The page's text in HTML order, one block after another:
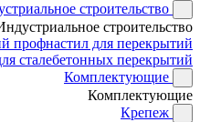
строительство
строительство
профнастил для перекрытий
сталебетонных перекрытий
Комплектующие
Комплектующие
Крепеж